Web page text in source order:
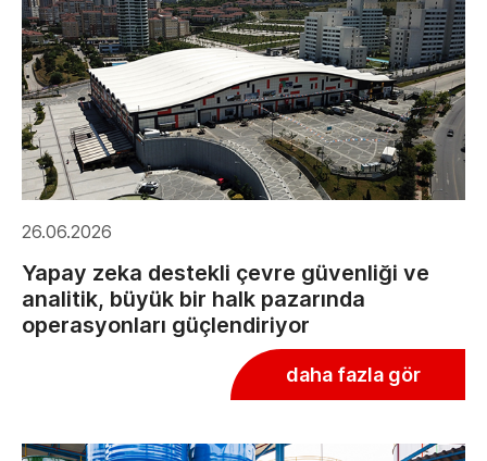
26.06.2026
Yapay zeka destekli çevre güvenliği ve
analitik, büyük bir halk pazarında
operasyonları güçlendiriyor
daha fazla gör